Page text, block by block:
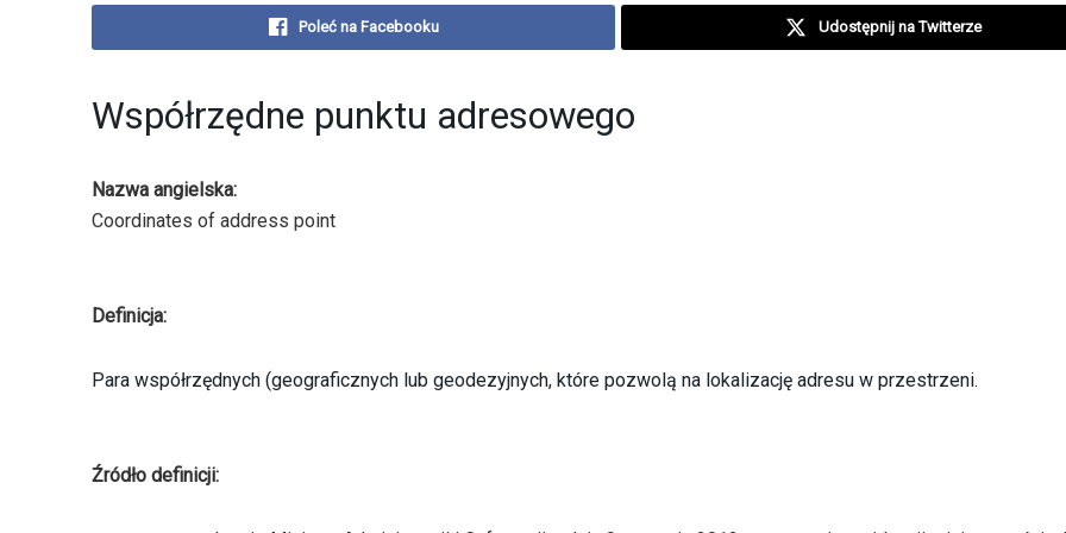
Poleć na Facebooku Udostępnij na Twitterze
Współrzędne punktu adresowego
Nazwa angielska:
Coordinates of address point
Definicja:
Para współrzędnych (geograficznych lub geodezyjnych, które pozwolą na lokalizację adresu w przestrzeni.
Źródło definicji: